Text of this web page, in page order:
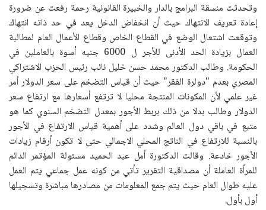
وتحدثت منسقة البرامج بالدار والخبيرة القانونية رحمة رفعت عن ضرورة
إعادة تعريف الانتهاك حيث أن انخفاض الدخل يعد في حد ذاته انتهاك
وتوقعت اشتعال الوضع في القطاع الخاص وقطاع الأعمال العام لمطالبة
العمال بزيادة الحد الأدنى للأجر ل 6000 جنيه أسوة بالعاملين في
الحكومة. وطالب الدكتور محمد حسن خليل نائب رئيس الحزب الاشتراكي
المصري بعدم "دولرة الفقر" حيث أن قياس التضخم على سعر الدولار أمر
غير علمي لأن المكونات المنتجة محليا لا ترتفع أسعارها مع ارتفاع سعر
الدولار وطالب بدلا من ذلك بربط الأجور بمعدل التضخم السنوي كما هو
متبع في باقي دول العالم وشدد على أهمية قياس الارتفاع في الأجور
بالنسبة للارتفاع في الناتج المحلي الاجمالي حتى لا تكون أرقام زيادات
الأجور خادعة. وقالت الدكتورة أمل عبد الحميد مسئولة المؤتمر الدائم
للمرأة العاملة أن مصداقية التقرير تأتي من كونه عمل جماعي يتم العمل
عليه طوال العام حيث يتم جمع المعلومات من مصادرها مباشرة وتسجيلها
أول بأول.